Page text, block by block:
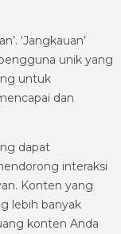
‘Jangkauan’
unik yang
untuk
dan
dapat
interaksi
Konten yang
lebih banyak
konten Anda